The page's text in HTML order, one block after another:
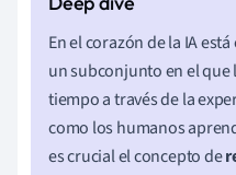
En el corazón de la IA
un subconjunto en el
tiempo a través de la
como los humanos
es crucial el concepto de